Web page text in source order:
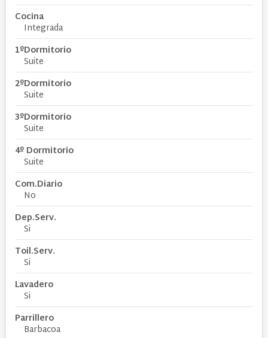
Cocina
Integrada
1ºDormitorio
Suite
2ºDormitorio
Suite
3ºDormitorio
Suite
4º Dormitorio
Suite
Com.Diario
No
Dep.Serv.
Si
Toil.Serv.
Si
Lavadero
Si
Parrillero
Barbacoa